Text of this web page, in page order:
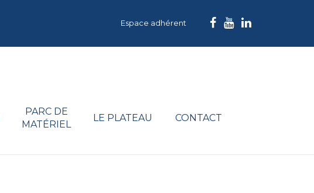
Espace adhérent
PARC DE
MATÉRIEL
LE PLATEAU CONTACT